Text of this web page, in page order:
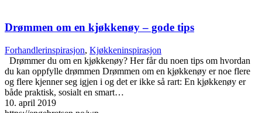
Drømmen om en kjøkkenøy – gode tips
Forhandlerinspirasjon, Kjøkkeninspirasjon
Drømmer du om en kjøkkenøy? Her får du noen tips om hvordan
du kan oppfylle drømmen Drømmen om en kjøkkenøy er noe flere
og flere kjenner seg igjen i og det er ikke så rart: En kjøkkenøy er
både praktisk, sosialt en smart…
10. april 2019